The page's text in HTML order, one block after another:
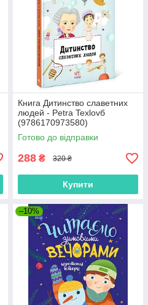
Книга Дитинство славетних
людей - Petra Texlovб
(9786170973580)
Готово до відправки
288 ₴ 320 ₴
Купити
–10%